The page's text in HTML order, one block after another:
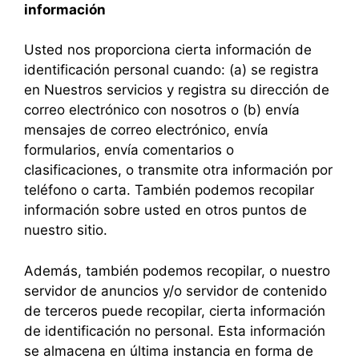
información
Usted nos proporciona cierta información de
identificación personal cuando: (a) se registra
en Nuestros servicios y registra su dirección de
correo electrónico con nosotros o (b) envía
mensajes de correo electrónico, envía
formularios, envía comentarios o
clasificaciones, o transmite otra información por
teléfono o carta. También podemos recopilar
información sobre usted en otros puntos de
nuestro sitio.
Además, también podemos recopilar, o nuestro
servidor de anuncios y/o servidor de contenido
de terceros puede recopilar, cierta información
de identificación no personal. Esta información
se almacena en última instancia en forma de